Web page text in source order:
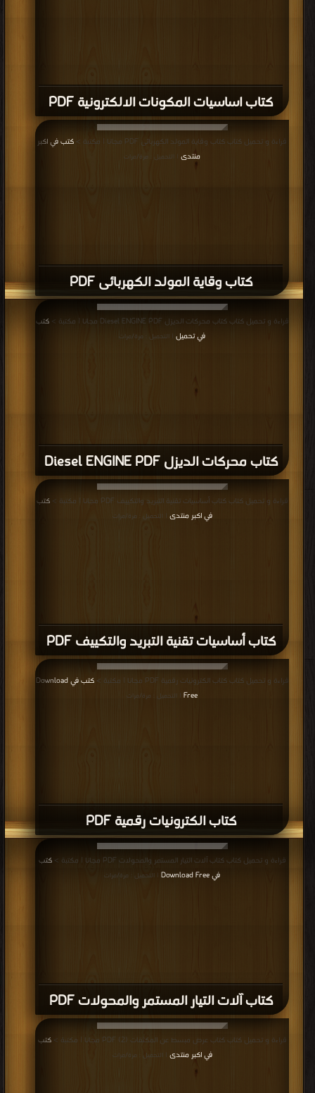
كتاب اساسيات المكونات الالكترونية PDF
كتاب وقاية المولد الكهربائى PDF
قراءة و تحميل كتاب كتاب وقاية المولد الكهربائى PDF مجانا | مكتبة >
كتب في اكبر
منتدى
| التحميل : مرة/مرات
كتاب محركات الديزل Diesel ENGINE PDF
قراءة و تحميل كتاب كتاب محركات الديزل Diesel ENGINE PDF مجانا | مكتبة >
كتب
في تحميل
| التحميل : مرة/مرات
كتاب أساسيات تقنية التبريد والتكييف PDF
قراءة و تحميل كتاب كتاب أساسيات تقنية التبريد والتكييف PDF مجانا | مكتبة >
كتب
في اكبر منتدى | التحميل : مرة/مرات
كتاب الكترونيات رقمية PDF
قراءة و تحميل كتاب كتاب الكترونيات رقمية PDF مجانا | مكتبة >
كتب في Download
Free
| التحميل : مرة/مرات
كتاب آلات التيار المستمر والمحولات PDF
قراءة و تحميل كتاب كتاب آلات التيار المستمر والمحولات PDF مجانا | مكتبة >
كتب
في Download Free
| التحميل : مرة/مرات
قراءة و تحميل كتاب كتاب عرض مبسط عن المكثفات (2) PDF مجانا | مكتبة >
كتب
في اكبر منتدى
| التحميل : مرة/مرات